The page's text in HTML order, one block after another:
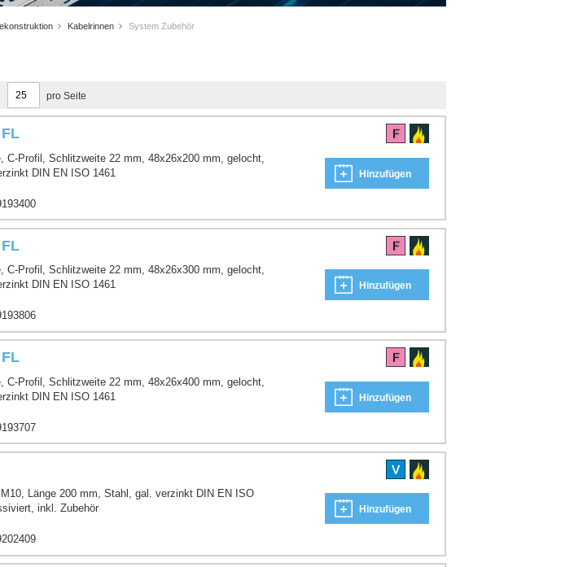
Kabelrinnen System Zubehör
pro Seite
C-Profil, Schlitzweite 22 mm, 48x26x200 mm, gelocht,
DIN EN ISO 1461
Hinzufügen
C-Profil, Schlitzweite 22 mm, 48x26x300 mm, gelocht,
DIN EN ISO 1461
Hinzufügen
C-Profil, Schlitzweite 22 mm, 48x26x400 mm, gelocht,
DIN EN ISO 1461
Hinzufügen
Länge 200 mm, Stahl, gal. verzinkt DIN EN ISO
inkl. Zubehör
Hinzufügen